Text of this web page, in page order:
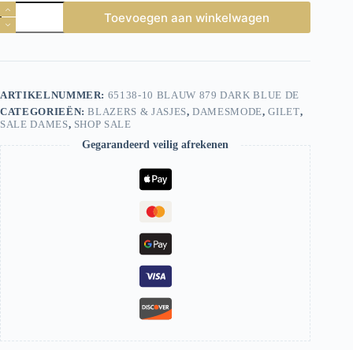
Geisha
Gilet
65138-
879
aantal
Toevoegen aan winkelwagen
ARTIKELNUMMER: 65138-10 BLAUW 879 DARK BLUE DE
CATEGORIEËN:BLAZERS & JASJES,DAMESMODE,GILET,
SALE DAMES, SHOP SALE
Gegarandeerd veilig afrekenen